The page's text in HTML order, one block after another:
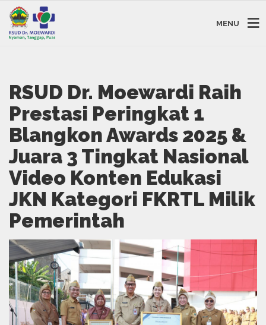
MENU
RSUD Dr. Moewardi Raih
Prestasi Peringkat 1
Blangkon Awards 2025 &
Juara 3 Tingkat Nasional
Video Konten Edukasi
JKN Kategori FKRTL Milik
Pemerintah